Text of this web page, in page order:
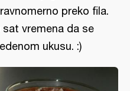
preko fila.
vremena da se
ukusu. :)